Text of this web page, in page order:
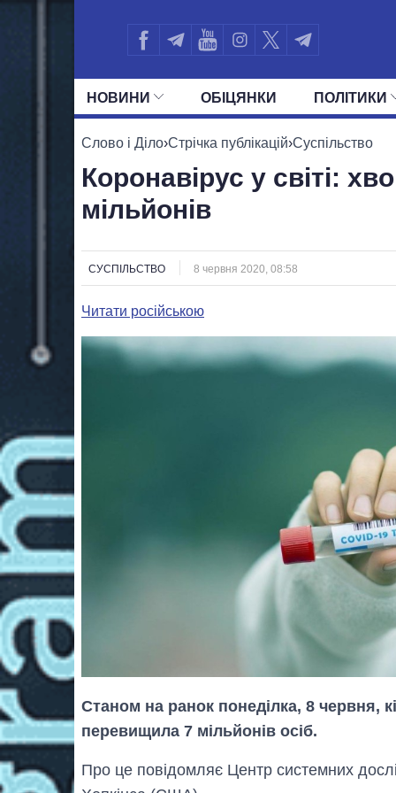
НОВИНИ ОБIЦЯНКИ ПОЛIТИКИ
УСІ ПОЛІТИКИ ПРЕЗИДЕНТ І
Слово і Діло›Стрічка публікацій›Суспільство
Коронавірус у світі:
мільйонів
СУСПІЛЬСТВО 8 червня 2020, 08:58
Читати російською
Станом на ранок понеділка, 8 червня,
перевищила 7 мільйонів осіб.
Про це повідомляє Центр системних